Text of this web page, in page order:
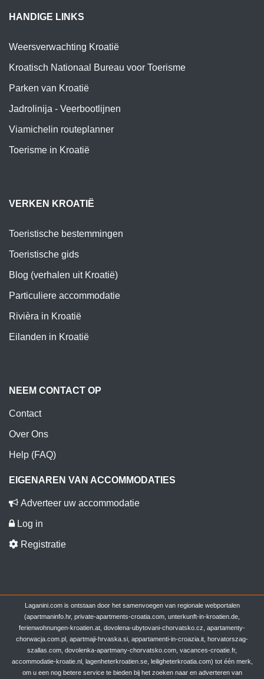
HANDIGE LINKS
Weersverwachting Kroatië
Kroatisch Nationaal Bureau voor Toerisme
Parken van Kroatië
Jadrolinija - Veerbootlijnen
Viamichelin routeplanner
Toerisme in Kroatië
VERKEN KROATIË
Toeristische bestemmingen
Toeristische gids
Blog (verhalen uit Kroatië)
Particuliere accommodatie
Rivièra in Kroatië
Eilanden in Kroatië
NEEM CONTACT OP
Contact
Over Ons
Help (FAQ)
EIGENAREN VAN ACCOMMODATIES
Adverteer uw accommodatie
Log in
Registratie
Laganini.com is ontstaan door het samenvoegen van regionale webportalen
(apartmaninfo.hr, private-apartments-croatia.com, unterkunft-in-kroatien.de,
ferienwohnungen-kroatien.at, dovolena-ubytovani-chorvatsko.cz, apartamenty-
chorwacja.com.pl, apartmaji-hrvaska.si, appartamenti-in-croazia.it, horvatorszag-
szallas.com, dovolenka-apartmany-chorvatsko.com, vacances-croatie.fr,
accommodatie-kroatie.nl, lagenheterkroatien.se, leiligheterkroatia.com) tot één merk,
om u een nog betere service te bieden bij het zoeken naar en adverteren van